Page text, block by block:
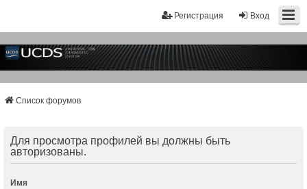
Вход
Регистрация
Список форумов
Для просмотра профилей вы должны быть
авторизованы.
Имя